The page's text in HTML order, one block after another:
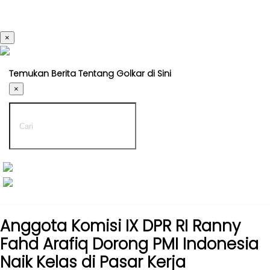
×
Temukan Berita Tentang Golkar di Sini
×
Kabar
Kabar
Daerah
Parlemen
Kabar
Karya
Kekaryaan
Golkar
Kagol
TV
Kabar
Nasional
-
UMUM
-
Daerah
-
UMUM
I
-
DPD
Anggota Komisi IX DPR RI Ranny
Fahd Arafiq Dorong PMI Indonesia
Naik Kelas di Pasar Kerja